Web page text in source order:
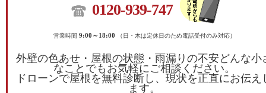
0120-939-747
営業時間 9:00～18:00 （日・木は定休日のため電話受付のみ対応）
外壁の色あせ・屋根の状態・雨漏りの不安どんな小
なことでもお気軽にご相談ください。
ドローンで屋根を無料診断し、現状を正直にお伝え
ます。